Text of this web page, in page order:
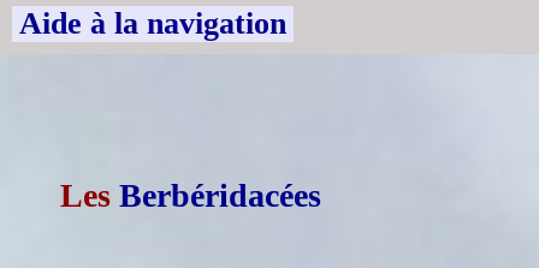
Aide à la navigation
Les Berbéridacées